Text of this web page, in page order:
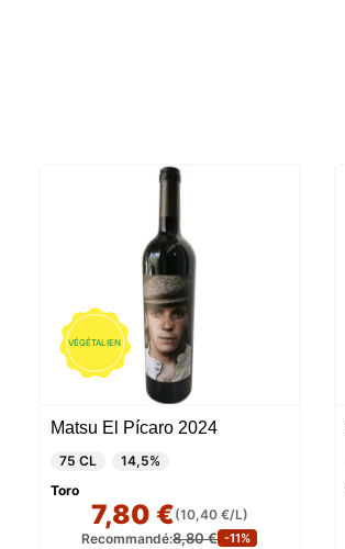
VÉGÉTALIEN
Matsu El Pícaro 2024
75 CL
14,5%
Toro
7,80 €(10,40 €/L)
Recommandé:8,80 € -11%